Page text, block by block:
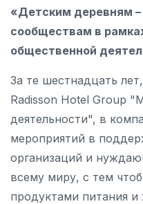
«Детским деревням
сообществам в
общественной
За те шестнадцать
Radisson Hotel Group
деятельности", в
мероприятий в
организаций и
всему миру, с тем
продуктами питания